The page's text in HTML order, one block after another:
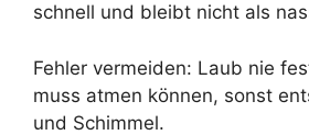
schnell und bleibt nicht als
Fehler vermeiden: Laub nie
muss atmen können, sonst
und Schimmel.